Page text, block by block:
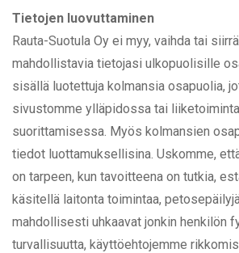
Tietojen luovuttaminen
Rauta-Suotula Oy ei myy, vaihda tai
mahdollistavia tietojasi ulkopuolisille
sisällä luotettuja kolmansia osapuolia,
sivustomme ylläpidossa tai
suorittamisessa. Myös kolmansien
tiedot luottamuksellisina. Uskomme,
on tarpeen, kun tavoitteena on tutkia,
käsitellä laitonta toimintaa,
mahdollisesti uhkaavat jonkin henkilön
turvallisuutta, käyttöehtojemme